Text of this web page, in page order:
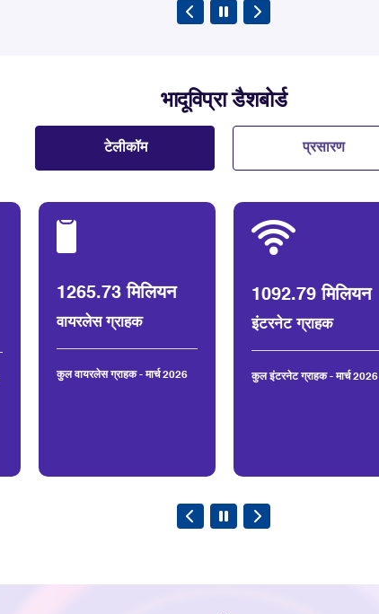
3rd अगस्त 2026
भादूविप्रा ने उपभोक्ताओं की प्रतिक्रिया
(फीडबैक) के आधार पर वॉयस कॉल की गुणवत्ता
एप्लिकेशन का उन्नत संस्करण लॉन्च किया
28th जुलाई 2026
भादूविप्रा ने बिहार एलएसए के तहत झारखंड राज्य
आस-पास के इलाकों में मोबाइल नेटवर्क की
जून 2026 को समाप्त मासिक अवधि के अनुसार
अन्वेषण करना
भादूविप्रा डैशबोर्ड
टेलीकॉम प्रसारण
1265.73 मिलियन
वायरलेस ग्राहक
कुल वायरलेस ग्राहक - मार्च 2026
1092.79 मिलियन
इंटरनेट ग्राहक
कुल इंटरनेट ग्राहक - मार्च 2026